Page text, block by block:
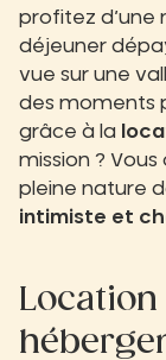
profitez d’une
déjeuner
vue sur une
des moments
grâce à la
mission ?
pleine nature
intimiste et